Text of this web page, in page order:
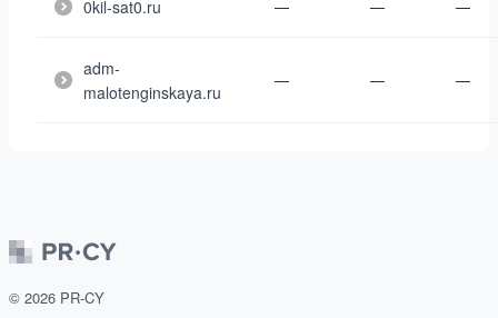
0kil-sat0.ru — — —
adm-
malotenginskaya.ru
— — —
© 2026 PR-CY